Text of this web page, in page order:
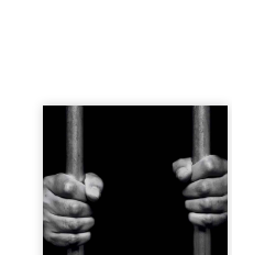
« Une nuit suffit
parfois pour briser
une famille… mais
certaines fidélités
traversent les
années. » Haïti,
sous la dictature